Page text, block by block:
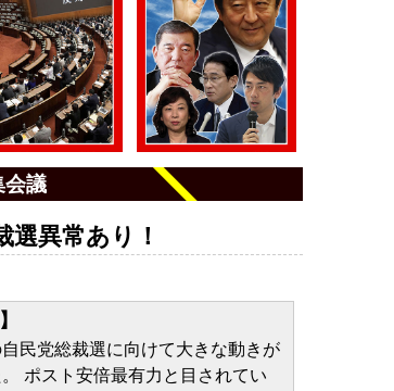
会議
選異常あり！
自民党総裁選に向けて大きな動きが
ポスト安倍最有力と目されてい